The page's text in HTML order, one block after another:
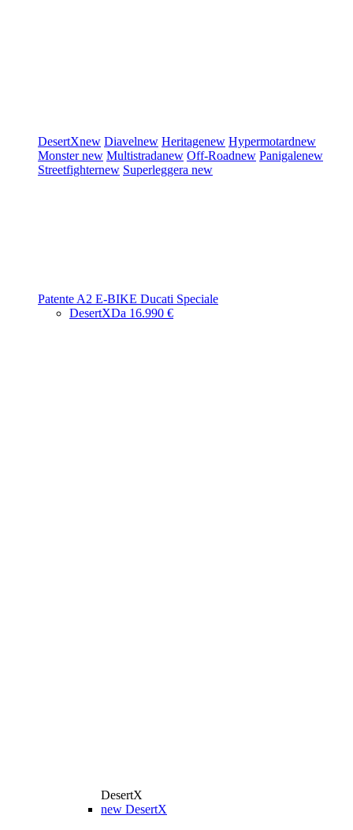
DesertXnew Diavelnew Heritagenew Hypermotardnew
Monsternew Multistradanew Off-Roadnew Panigalenew
Streetfighternew Superleggera new
Patente A2 E-BIKE Ducati Speciale
DesertXDa 16.990 €
DesertX
new DesertX